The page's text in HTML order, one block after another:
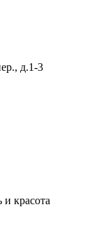
д.1-3
и красота